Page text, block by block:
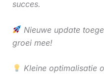
succes.
Nieuwe update
groei mee!
Kleine optimalisatie